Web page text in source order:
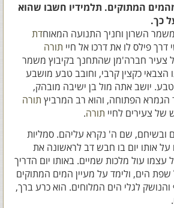
המתוקים. תלמידיו חשבו שהוא
כך.
השרון וחניך התנועה המאוחדת
פילס לו את דרכו אל חיי תורה
צעיר חברה'מן שהתחנך בקיבוץ משמר
הצבאי כקצין קרבי, וחובב טבע מושבע
יושב אתה מול בן ישיבה מובהק,
הפתוחה, והוא רב המרביץ תורה
של צעירים לחיי תורה.
ובשיחם, שם ה' נקרא עליהם. סמליות
על אותו יום בו חבש דב לראשונה את
עצמו עול מלכות שמיים. באותו יום הדריך
שפת הים, ולימד על מעיין המים המתוקים
לגלי הים המלוחים. הוא כרע ברך,